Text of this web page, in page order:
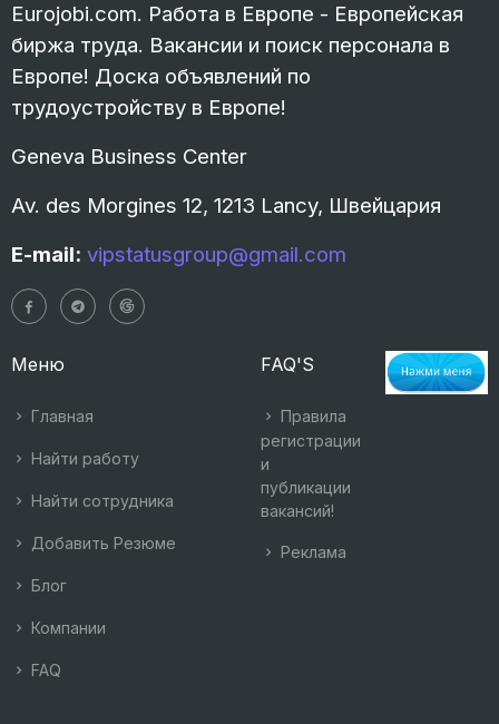
Eurojobi.com. Работа в Европе - Европейская
биржа труда. Вакансии и поиск персонала в
Европе! Доска объявлений по
трудоустройству в Европе!
Geneva Business Center
Av. des Morgines 12, 1213 Lancy, Швейцария
E-mail: vipstatusgroup@gmail.com
Меню
Главная
Найти работу
Найти сотрудника
Добавить Резюме
Блог
Компании
FAQ
FAQ'S
Правила
регистрации
и
публикации
вакансий!
Реклама